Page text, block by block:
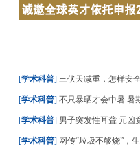
[学术科普] 三伏天减重，怎样安
[学术科普] 不只暴晒才会中暑 暑
[学术科普] 男子突发性耳聋 元凶
[学术科普] 网传“垃圾不够烧”，